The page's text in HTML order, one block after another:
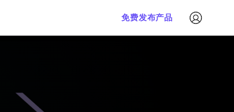
免费发布产品